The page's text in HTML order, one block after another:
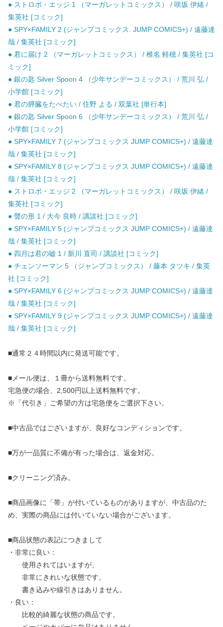
● ストロボ・エッジ 1 （マーガレットコミックス） / 咲坂 伊緒 /
集英社 [コミック]
● SPY×FAMILY 2 (ジャンプコミックス. JUMP COMICS+) / 遠藤達
哉 / 集英社 [コミック]
● 君に届け 2 （マーガレットコミックス） / 椎名 軽穂 / 集英社 [コ
ミック]
● 銀の匙 Silver Spoon 4 （少年サンデーコミックス） / 荒川 弘 /
小学館 [コミック]
● 君の膵臓をたべたい / 住野 よる / 双葉社 [単行本]
● 銀の匙 Silver Spoon 6 （少年サンデーコミックス） / 荒川 弘 /
小学館 [コミック]
● SPY×FAMILY 7 (ジャンプコミックス JUMP COMICS+) / 遠藤達
哉 / 集英社 [コミック]
● SPY×FAMILY 8 (ジャンプコミックス JUMP COMICS+) / 遠藤達
哉 / 集英社 [コミック]
● ストロボ・エッジ 2 （マーガレットコミックス） / 咲坂 伊緒 /
集英社 [コミック]
● 聲の形 1 / 大今 良時 / 講談社 [コミック]
● SPY×FAMILY 5 (ジャンプコミックス JUMP COMICS+) / 遠藤達
哉 / 集英社 [コミック]
● 四月は君の嘘 1 / 新川 直司 / 講談社 [コミック]
● チェンソーマン 5 （ジャンプコミックス） / 藤本 タツキ / 集英
社 [コミック]
● SPY×FAMILY 6 (ジャンプコミックス JUMP COMICS+) / 遠藤達
哉 / 集英社 [コミック]
● SPY×FAMILY 9 (ジャンプコミックス JUMP COMICS+) / 遠藤達
哉 / 集英社 [コミック]
■通常２４時間以内に発送可能です。
■メール便は、１冊から送料無料です。
宅急便の場合、2,500円以上送料無料です。
※「代引き」ご希望の方は宅急便をご選択下さい。
■中古品ではございますが、良好なコンディションです。
■万が一品質に不備が有った場合は、返金対応。
■クリーニング済み。
■商品画像に「帯」が付いているものがありますが、中古品のた
め、実際の商品には付いていない場合がございます。
■商品状態の表記につきまして
・非常に良い：
使用されてはいますが、
非常にきれいな状態です。
書き込みや線引きはありません。
・良い：
比較的綺麗な状態の商品です。